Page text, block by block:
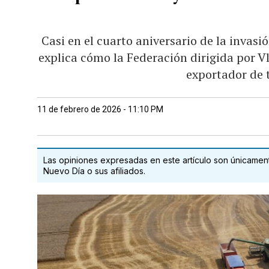
Casi en el cuarto aniversario de la
explica cómo la Federación dirigida por
exportador
11 de febrero de 2026 - 11:10 PM
Las opiniones expresadas en este artículo son
Nuevo Día o sus afiliados.